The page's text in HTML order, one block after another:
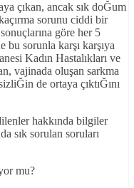
çıkan, ancak sık doĞum
sorunu ciddi bir
göre her 5
bu sorunla karşı karşıya
Kadın Hastalıkları ve
vajinada oluşan sarkma
de ortaya çıktıĞını
hakkında bilgiler
sık sorulan soruları
mu?